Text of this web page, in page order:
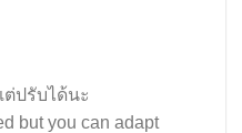
ปรับได้นะ
but you can adapt